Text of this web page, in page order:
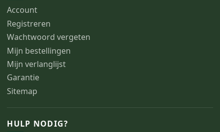
Account
Registreren
Wachtwoord vergeten
Mijn bestellingen
Mijn verlanglijst
Garantie
Sitemap
HULP NODIG?